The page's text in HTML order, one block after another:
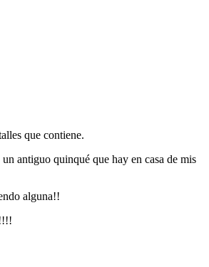
que contiene.
antiguo quinqué que hay en casa de mis
alguna!!